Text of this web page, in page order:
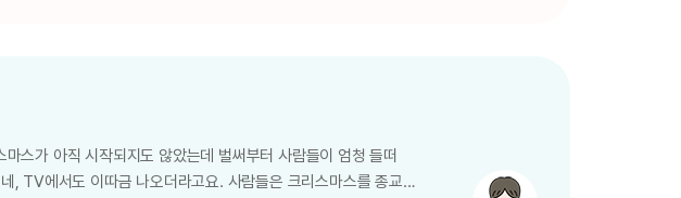
스가 아직 시작되지도 않았는데 벌써부터 사람들이 엄청 들떠
, TV에서도 이따금 나오더라고요. 사람들은 크리스마스를 종교적